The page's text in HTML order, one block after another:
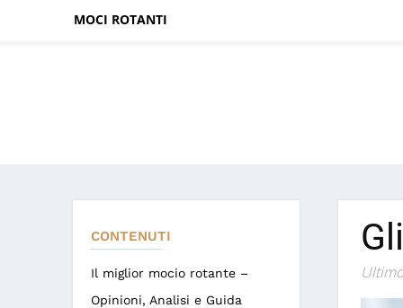
MOCI ROTANTI
CONTENUTI
Il miglior mocio rotante –
Opinioni, Analisi e Guida